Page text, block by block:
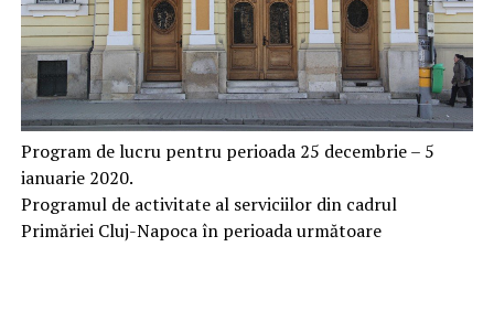
Program de lucru pentru perioada 25 decembrie – 5
ianuarie 2020.
Programul de activitate al serviciilor din cadrul
Primăriei Cluj-Napoca în perioada următoare